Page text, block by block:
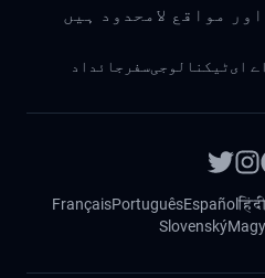
مواقع لامحدود ہیں
ایٹیکنالوجیسفر جائداد
Español
Português
Français
Slovenský